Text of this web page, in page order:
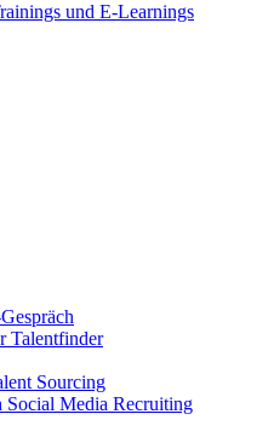
und E-Learnings
Talentfinder
Sourcing
Social Media Recruiting